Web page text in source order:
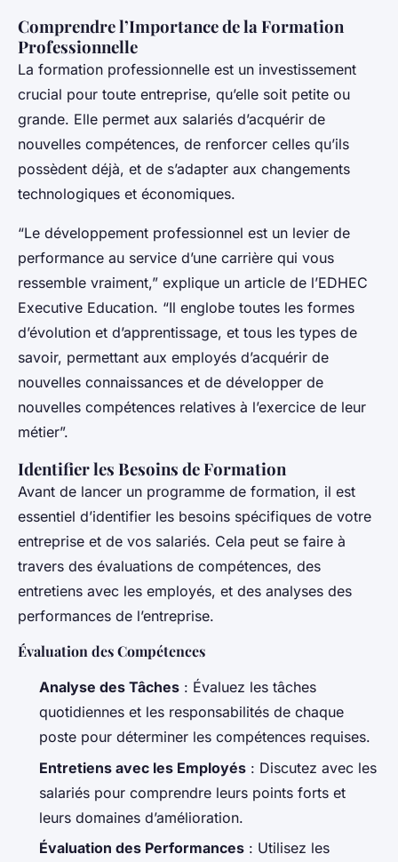
Comprendre l’Importance de la Formation
Professionnelle
La formation professionnelle est un investissement
crucial pour toute entreprise, qu’elle soit petite ou
grande. Elle permet aux salariés d’acquérir de
nouvelles compétences, de renforcer celles qu’ils
possèdent déjà, et de s’adapter aux changements
technologiques et économiques.
“Le développement professionnel est un levier de
performance au service d’une carrière qui vous
ressemble vraiment,” explique un article de l’EDHEC
Executive Education. “Il englobe toutes les formes
d’évolution et d’apprentissage, et tous les types de
savoir, permettant aux employés d’acquérir de
nouvelles connaissances et de développer de
nouvelles compétences relatives à l’exercice de leur
métier”.
Identifier les Besoins de Formation
Avant de lancer un programme de formation, il est
essentiel d’identifier les besoins spécifiques de votre
entreprise et de vos salariés. Cela peut se faire à
travers des évaluations de compétences, des
entretiens avec les employés, et des analyses des
performances de l’entreprise.
Évaluation des Compétences
Analyse des Tâches : Évaluez les tâches
quotidiennes et les responsabilités de chaque
poste pour déterminer les compétences requises.
Entretiens avec les Employés : Discutez avec les
salariés pour comprendre leurs points forts et
leurs domaines d’amélioration.
Évaluation des Performances : Utilisez les